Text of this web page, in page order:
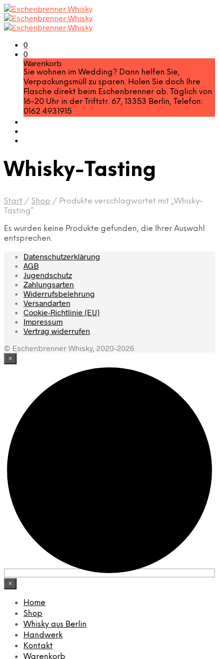
0
0
Warenkorb
Sie wohnen im Wedding? Dann helfen Sie,
Verpackungsmüll zu sparen. Holen Sie doch Ihre
Flasche direkt beim Eschenbrenner ab. Täglich von
16-20 Uhr in der Triftstr. 67, 13353 Berlin, Telefon:
0162 4931915
Whisky-Tasting
Start / Shop / Produkte verschlagwortet mit „Whisky-
Tasting“
Es wurden keine Produkte gefunden, die Ihrer Auswahl
entsprechen.
Datenschutzerklärung
AGB
Jugendschutz
Zahlungsarten
Widerrufsbelehrung
Versandarten
Cookie-Richtlinie (EU)
Impressum
Vertrag widerrufen
© Eschenbrenner Whisky, 2020–2026
×
×
Home
Shop
Whisky aus Berlin
Handwerk
Kontakt
Warenkorb